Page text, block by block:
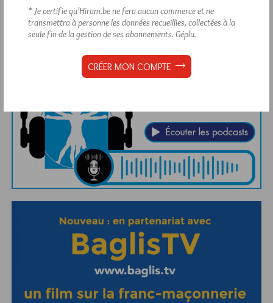
Abonnement aux Newsletters - RSS
* Je certifie qu’Hiram.be ne fera aucun commerce et ne
transmettra à personne les données recueillies, collectées à la
seule fin de la gestion de ses abonnements. Géplu.
CRÉER MON COMPTE